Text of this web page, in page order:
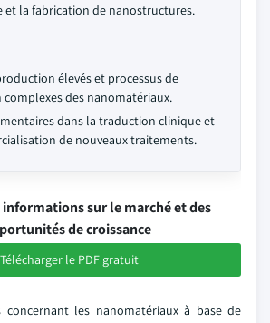
et la fabrication de nanostructures.
élevés et processus de
des nanomatériaux.
dans la traduction clinique et
de nouveaux traitements.
informations sur le marché et des
de croissance
Télécharger le PDF gratuit
concernant les nanomatériaux à base de